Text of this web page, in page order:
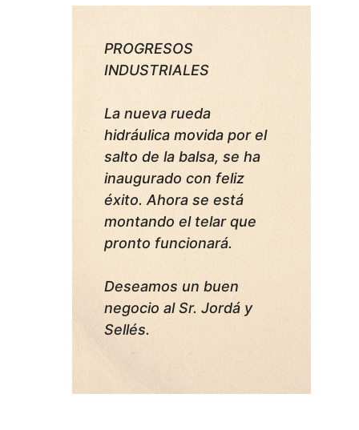
PROGRESOS
INDUSTRIALES
La nueva rueda
hidráulica movida por el
salto de la balsa, se ha
inaugurado con feliz
éxito. Ahora se está
montando el telar que
pronto funcionará.
Deseamos un buen
negocio al Sr. Jordá y
Sellés.